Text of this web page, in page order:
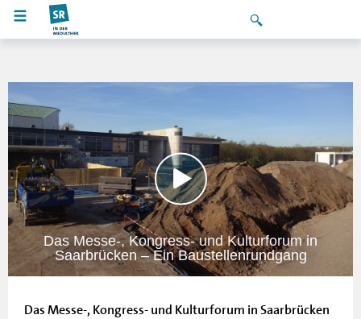
Das Messe-, Kongress- und Kulturforum in
Saarbrücken – Ein Baustellenrundgang
Das Messe-, Kongress- und Kulturforum in Saarbrücken